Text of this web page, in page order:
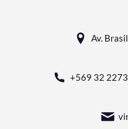
Av.
+569 32